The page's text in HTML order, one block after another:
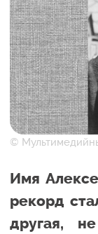
©
Имя
рекорд
другая,